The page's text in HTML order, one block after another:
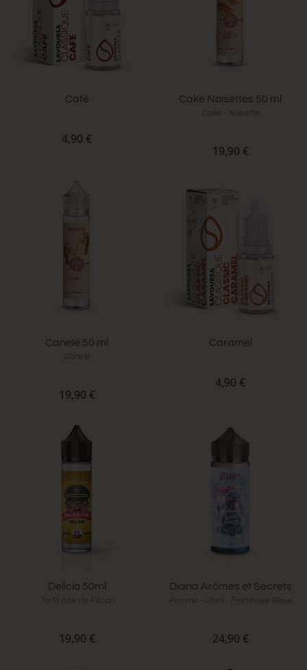
Café
4,90 €
Cake Noisettes 50 ml
19,90 €
Canelé 50 ml
19,90 €
Caramel
4,90 €
Delicio 50ml
19,90 €
Diana Arômes et Secrets
24,90 €